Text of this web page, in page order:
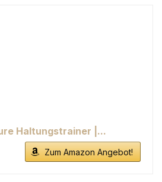
Haltungstrainer |...
Zum Amazon Angebot!